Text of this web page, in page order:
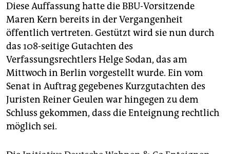
Diese Auffassung hatte die BBU-Vorsitzende
Maren Kern bereits in der Vergangenheit
öffentlich vertreten. Gestützt wird sie nun durch
das 108-seitige Gutachten des
Verfassungsrechtlers Helge Sodan, das am
Mittwoch in Berlin vorgestellt wurde. Ein vom
Senat in Auftrag gegebenes Kurzgutachten des
Juristen Reiner Geulen war hingegen zu dem
Schluss gekommen, dass die Enteignung rechtlich
möglich sei.